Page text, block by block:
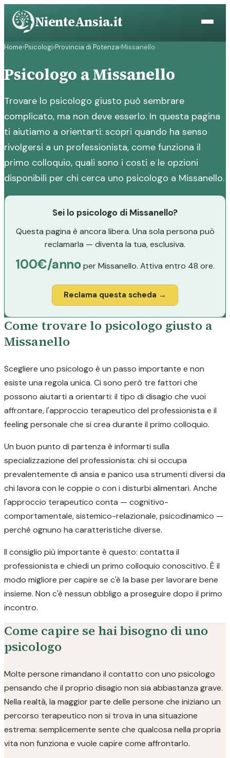
Vai
contenuto
NienteAnsia.it
Home›Psicologi›Provincia di Potenza›Missanello
Psicologo a Missanello
Trovare lo psicologo giusto può sembrare
complicato, ma non deve esserlo. In questa pagina
ti aiutiamo a orientarti: scopri quando ha senso
rivolgersi a un professionista, come funziona il
primo colloquio, quali sono i costi e le opzioni
disponibili per chi cerca uno psicologo a Missanello.
Sei lo psicologo di Missanello?
Questa pagina è ancora libera. Una sola persona può
reclamarla — diventa la tua, esclusiva.
100€/annoper Missanello. Attiva entro 48 ore.
Reclama questa scheda →
Come trovare lo psicologo giusto a
Missanello
Scegliere uno psicologo è un passo importante e non
esiste una regola unica. Ci sono però tre fattori che
possono aiutarti a orientarti: il tipo di disagio che vuoi
affrontare, l'approccio terapeutico del professionista e il
feeling personale che si crea durante il primo colloquio.
Un buon punto di partenza è informarti sulla
specializzazione del professionista: chi si occupa
prevalentemente di ansia e panico usa strumenti diversi da
chi lavora con le coppie o con i disturbi alimentari. Anche
l'approccio terapeutico conta — cognitivo-
comportamentale, sistemico-relazionale, psicodinamico —
perché ognuno ha caratteristiche diverse.
Il consiglio più importante è questo: contatta il
professionista e chiedi un primo colloquio conoscitivo. È il
modo migliore per capire se c'è la base per lavorare bene
insieme. Non c'è nessun obbligo a proseguire dopo il primo
incontro.
Come capire se hai bisogno di uno
psicologo
Molte persone rimandano il contatto con uno psicologo
pensando che il proprio disagio non sia abbastanza grave.
Nella realtà, la maggior parte delle persone che iniziano un
percorso terapeutico non si trova in una situazione
estrema: semplicemente sente che qualcosa nella propria
vita non funziona e vuole capire come affrontarlo.